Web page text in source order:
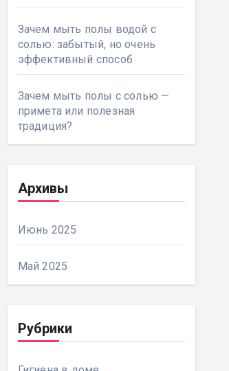
Зачем мыть полы водой с
солью: забытый, но очень
эффективный способ
Зачем мыть полы с солью —
примета или полезная
традиция?
Архивы
Июнь 2025
Май 2025
Рубрики